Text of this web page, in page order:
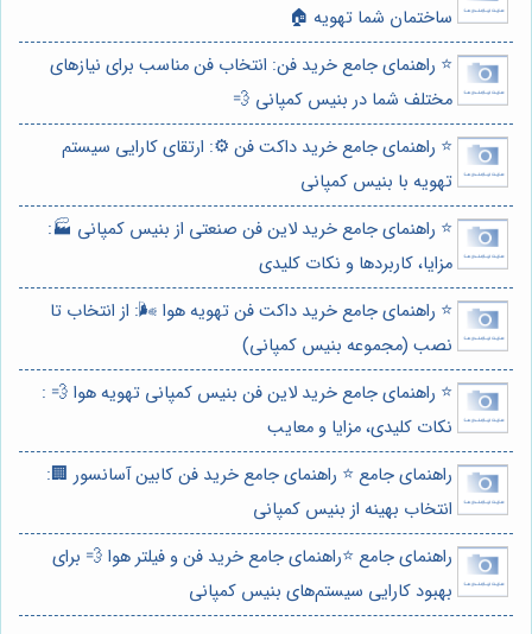
ساختمان شما تهویه 🏠
⭐️ راهنمای جامع خرید فن: انتخاب فن مناسب برای نیازهای
مختلف شما در بنیس کمپانی 💨
⭐️ راهنمای جامع خرید داکت فن ⚙️: ارتقای کارایی سیستم
تهویه با بنیس کمپانی
⭐️ راهنمای جامع خرید لاین فن صنعتی از بنیس کمپانی 🏭:
مزایا، کاربردها و نکات کلیدی
⭐️ راهنمای جامع خرید داکت فن تهویه هوا 🌬️: از انتخاب تا
نصب (مجموعه بنیس کمپانی)
⭐️ راهنمای جامع خرید لاین فن بنیس کمپانی تهویه هوا 💨 :
نکات کلیدی، مزایا و معایب
راهنمای جامع ⭐️ راهنمای جامع خرید فن کابین آسانسور 🏢:
انتخاب بهینه از بنیس کمپانی
راهنمای جامع ⭐️راهنمای جامع خرید فن و فیلتر هوا 💨 برای
بهبود کارایی سیستم‌های بنیس کمپانی